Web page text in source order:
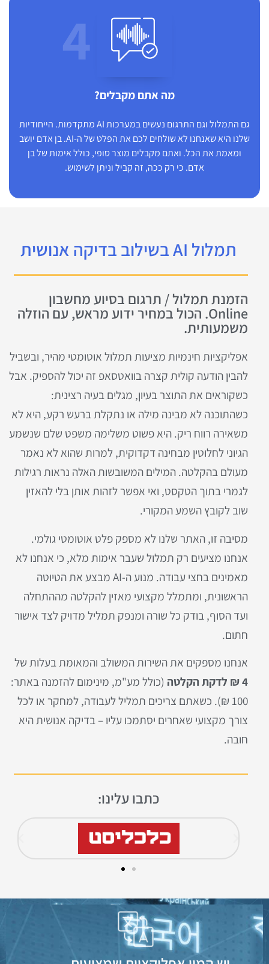
4
מה אתם מקבלים?
גם התמלול וגם התרגום נעשים במערכות AI מתקדמות. הייחודיות
שלנו היא שאנחנו לא שולחים לכם את הפלט של ה-AI. בן אדם יושב
ומאמת את הכל. ואתם מקבלים מוצר סופי, כולל אימות של בן
אדם. כי רק ככה, זה קביל וניתן לשימוש.
תמלול AI בשילוב בדיקה אנושית
הזמנת תמלול / תרגום בסיוע מחשבון
Online. הכול במחיר ידוע מראש, עם הוזלה
משמעותית.
אפליקציות חינמיות מציעות תמלול אוטומטי מהיר, ובשביל
להבין הודעה קולית קצרה בוואטסאפ זה יכול להספיק. אבל
כשקוראים את התוצר בעיון, מגלים בעיה רצינית:
כשהתוכנה לא מבינה מילה או נתקלת ברעש רקע, היא לא
משאירה רווח ריק. היא פשוט משלימה משפט שלם שנשמע
הגיוני לחלוטין מבחינה דקדוקית, למרות שהוא לא נאמר
מעולם בהקלטה. המילים המשובשות האלה נראות רגילות
לגמרי בתוך הטקסט, ואי אפשר לזהות אותן בלי להאזין
שוב לקובץ השמע המקורי.
מסיבה זו, האתר שלנו לא מספק פלט אוטומטי גולמי.
אנחנו מציעים רק תמלול שעבר אימות מלא, כי אנחנו לא
מאמינים בחצי עבודה. מנוע ה-AI מבצע את הטיוטה
הראשונית, ומתמלל מקצועי מאזין להקלטה מההתחלה
ועד הסוף, בודק כל שורה ומנפק תמליל מדויק לצד אישור
חתום.
אנחנו מספקים את השירות המשולב והמאומת בעלות של
4 ₪ לדקת הקלטה
(כולל מע"מ, מינימום להזמנה באתר:
100 ₪). כשאתם צריכים תמליל לעבודה, למחקר או לכל
צורך מקצועי שאחרים יסתמכו עליו – בדיקה אנושית היא
חובה.
כתבו עלינו: